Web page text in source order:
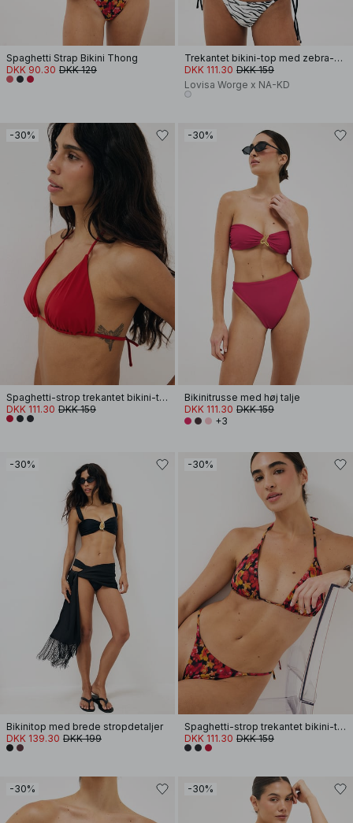
Spaghetti Strap Bikini Thong
DKK 90.30 DKK 129
Trekantet bikini-top med zebra-print
DKK 111.30 DKK 159
Lovisa Worge x NA-KD
-30%
Spaghetti-strop trekantet bikini-top
DKK 111.30 DKK 159
-30%
Bikinitrusse med høj talje
DKK 111.30 DKK 159
+3
-30%
Bikinitop med brede stropdetaljer
DKK 139.30 DKK 199
-30%
Spaghetti-strop trekantet bikini-top
DKK 111.30 DKK 159
-30% -30%